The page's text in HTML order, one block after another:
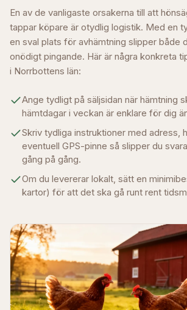
En av de vanligaste orsakerna till att
tappar köpare är otydlig logistik. Med en
en sval plats för avhämtning slipper både
onödigt pingande. Här är några konkreta
i Norrbottens län:
Ange tydligt på säljsidan när hämtning
hämtdagar i veckan är enklare för dig
Skriv tydliga instruktioner med adress,
eventuell GPS-pinne så slipper du
gång på gång.
Om du levererar lokalt, sätt en
kartor) för att det ska gå runt rent